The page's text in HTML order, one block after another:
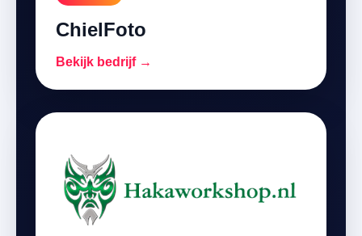
ChielFoto
Bekijk bedrijf →